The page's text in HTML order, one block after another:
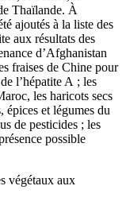
Thaïlande. À
ajoutés à la liste des
aux résultats des
d’Afghanistan
fraises de Chine pour
l’hépatite A ; les
les haricots secs
épices et légumes du
de pesticides ; les
possible
végétaux aux